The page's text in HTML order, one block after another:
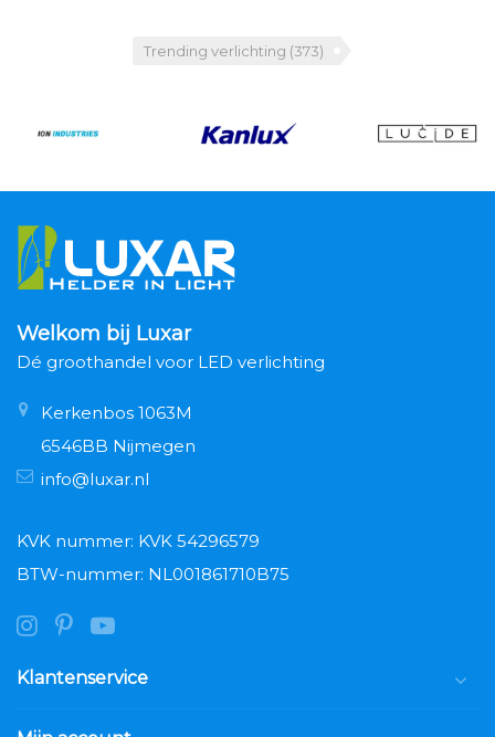
Trending verlichting (373)
Welkom bij Luxar
Dé groothandel voor LED verlichting
Kerkenbos 1063M
6546BB Nijmegen
info@luxar.nl
KVK nummer: KVK 54296579
BTW-nummer: NL001861710B75
Klantenservice